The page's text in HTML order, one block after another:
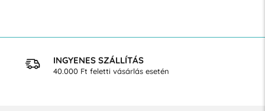
INGYENES SZÁLLÍTÁS
40.000 Ft feletti vásárlás esetén